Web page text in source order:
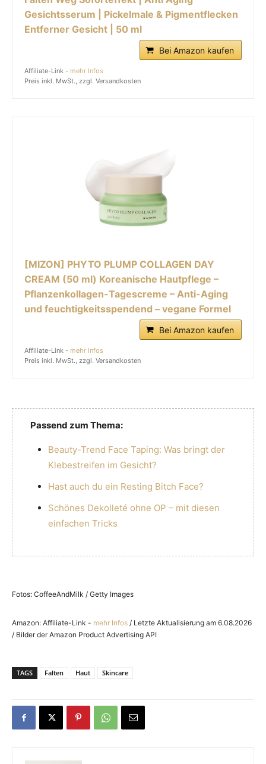
Gesichtsserum | Pickelmale & Pigmentflecken
Entferner Gesicht | 50 ml
Bei Amazon kaufen
Affiliate-Link - mehr Infos
Preis inkl. MwSt., zzgl. Versandkosten
[MIZON] PHYTO PLUMP COLLAGEN DAY
CREAM (50 ml) Koreanische Hautpflege –
Pflanzenkollagen-Tagescreme – Anti-Aging
und feuchtigkeitsspendend – vegane Formel
Bei Amazon kaufen
Affiliate-Link - mehr Infos
Preis inkl. MwSt., zzgl. Versandkosten
Passend zum Thema:
Beauty-Trend Face Taping: Was bringt der
Klebestreifen im Gesicht?
Hast auch du ein Resting Bitch Face?
Schönes Dekolleté ohne OP – mit diesen
einfachen Tricks
Fotos: CoffeeAndMilk / Getty Images
Amazon: Affiliate-Link - mehr Infos / Letzte Aktualisierung am 6.08.2026
/ Bilder der Amazon Product Advertising API
TAGS Falten Haut Skincare